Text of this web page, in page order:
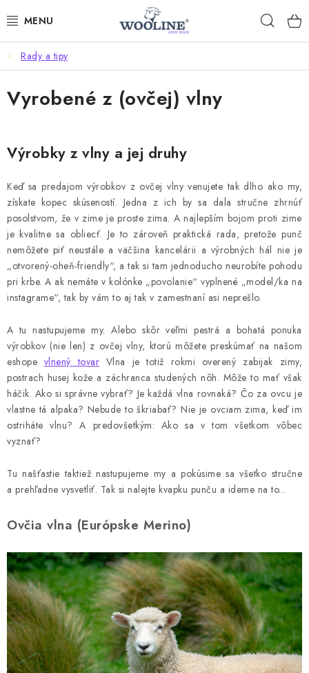
na
AKCIE
OBLEČENIE Z VLNY
SAUNA A ZDRAVIE
ZÁHRADA
Dodanie tovaru a ceny za doručenie
Hodnotenie obchodu
Kontakty
Odmeny pre našich zákazníkov Moja objednávka
Rady a tipy
Vyrobené z (ovčej) vlny
Výrobky z vlny a jej druhy
Keď sa predajom výrobkov z ovčej vlny venujete tak dlho ako my,
získate kopec skúseností. Jedna z ich by sa dala stručne zhrnúť
posolstvom, že v zime je proste zima. A najlepším bojom proti zime
je kvalitne sa obliecť. Je to zároveň praktická rada, pretože punč
nemôžete piť neustále a väčšina kancelárii a výrobných hál nie je
„otvorený-oheň-friendly“, a tak si tam jednoducho neurobíte pohodu
pri krbe. A ak nemáte v kolónke „povolanie“ vyplnené „model/ka na
instagrame“, tak by vám to aj tak v zamestnaní asi neprešlo.
A tu nastupujeme my. Alebo skôr veľmi pestrá a bohatá ponuka
výrobkov (nie len) z ovčej vlny, ktorú môžete preskúmať na našom
eshope vlnený tovar Vlna je totiž rokmi overený zabijak zimy,
postrach husej kože a záchranca studených nôh. Môže to mať však
háčik. Ako si správne vybrať? Je každá vlna rovnaká? Čo za ovcu je
vlastne tá alpaka? Nebude to škriabať? Nie je ovciam zima, keď im
ostriháte vlnu? A predovšetkým: Ako sa v tom všetkom vôbec
vyznať?
Tu našťastie taktiež nastupujeme my a pokúsime sa všetko stručne
a prehľadne vysvetliť. Tak si nalejte kvapku punču a ideme na to...
Ovčia vlna (Európske Merino)